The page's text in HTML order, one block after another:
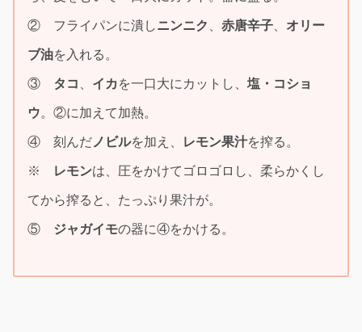
② フライパンに潰しニンニク 、 赤唐辛子、 オリー
ブ油を入れる。
③ タコ 、 イカ を一口大にカットし、 塩・コショ
ウ。②に加えて加熱。
④ 刻んだノビルを加え、 レモン果汁を搾る。
※ レモンは、圧をかけてゴロゴロし、柔らかくし
てから搾ると、たっぷり果汁が。
⑤ ジャガイモの器に④をかける。